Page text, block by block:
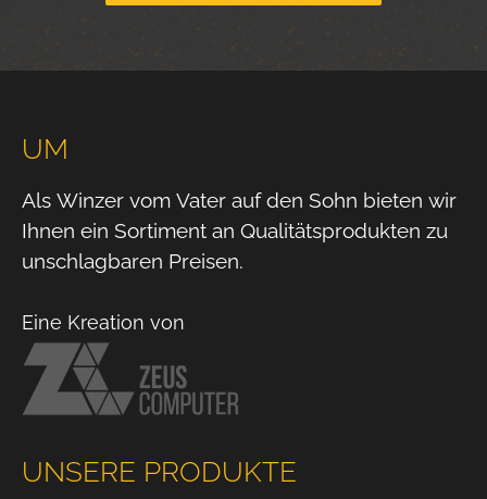
UM
Als Winzer vom Vater auf den Sohn bieten wir
Ihnen ein Sortiment an Qualitätsprodukten zu
unschlagbaren Preisen.
Eine Kreation von
UNSERE PRODUKTE